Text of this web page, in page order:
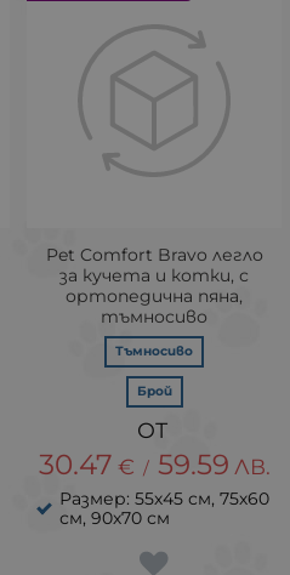
Pet Comfort Bravo легло
за кучета и котки, с
ортопедична пяна,
тъмносиво
Тъмносиво
Брой
30.47 € / 59.59 ЛВ.
Размер: 55х45 см, 75х60
см, 90х70 см